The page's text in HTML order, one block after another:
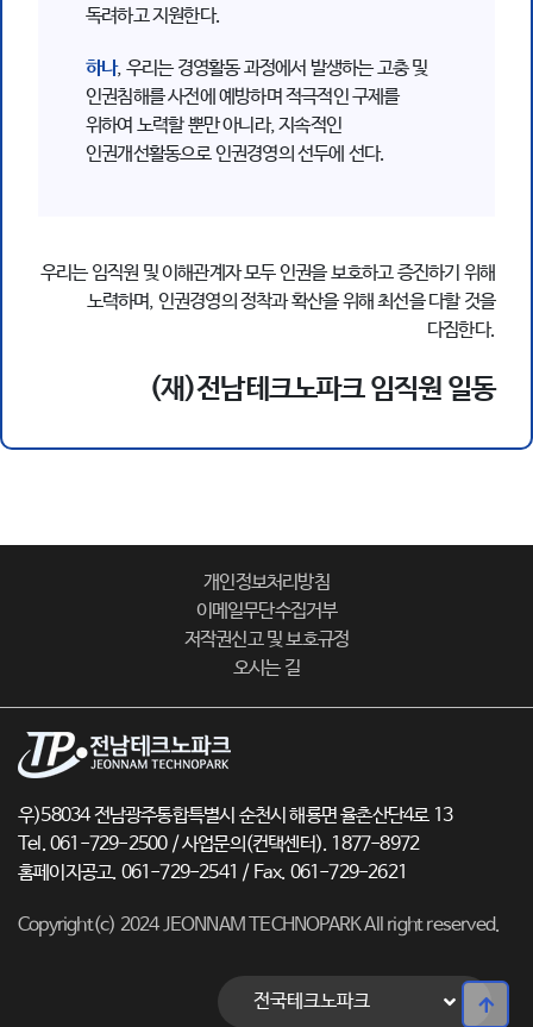
독려하고 지원한다.
하나, 우리는 경영활동 과정에서 발생하는 고충 및
인권침해를 사전에 예방하며 적극적인 구제를
위하여 노력할 뿐만 아니라, 지속적인
인권개선활동으로 인권경영의 선두에 선다.
우리는 임직원 및 이해관계자 모두 인권을 보호하고 증진하기 위해
노력하며, 인권경영의 정착과 확산을 위해 최선을 다할 것을
다짐한다.
(재)전남테크노파크 임직원 일동
개인정보처리방침
이메일무단수집거부
저작권신고 및 보호규정
오시는 길
우)58034 전남광주통합특별시 순천시 해룡면 율촌산단4로 13
Tel. 061-729-2500 / 사업문의(컨택센터). 1877-8972
홈페이지공고. 061-729-2541 / Fax. 061-729-2621
Copyright(c) 2024 JEONNAM TECHNOPARK All right reserved.
전국테크노파크